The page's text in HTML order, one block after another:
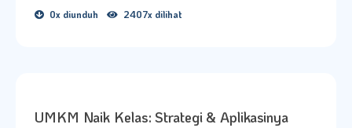
0x diunduh 2407x dilihat
UMKM Naik Kelas: Strategi & Aplikasinya